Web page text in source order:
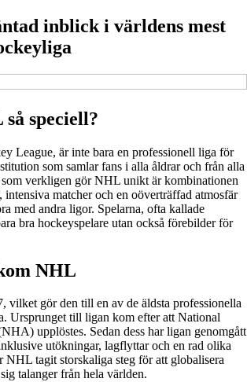
inblick i världens mest
speciell?
League, är inte bara en professionell liga för
som samlar fans i alla åldrar och från alla
verkligen gör NHL unikt är kombinationen
intensiva matcher och en oöverträffad atmosfär
med andra ligor. Spelarna, ofta kallade
bra hockeyspelare utan också förebilder för
NHL
vilket gör den till en av de äldsta professionella
Ursprunget till ligan kom efter att National
upplöstes. Sedan dess har ligan genomgått
utökningar, lagflyttar och en rad olika
NHL tagit storskaliga steg för att globalisera
talanger från hela världen.